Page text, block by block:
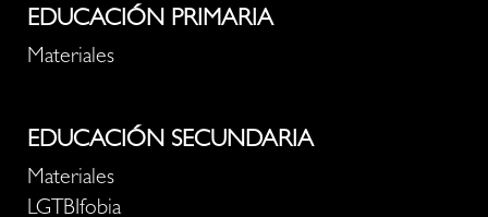
EDUCACIÓN PRIMARIA
Materiales
EDUCACIÓN SECUNDARIA
Materiales
LGTBIfobia